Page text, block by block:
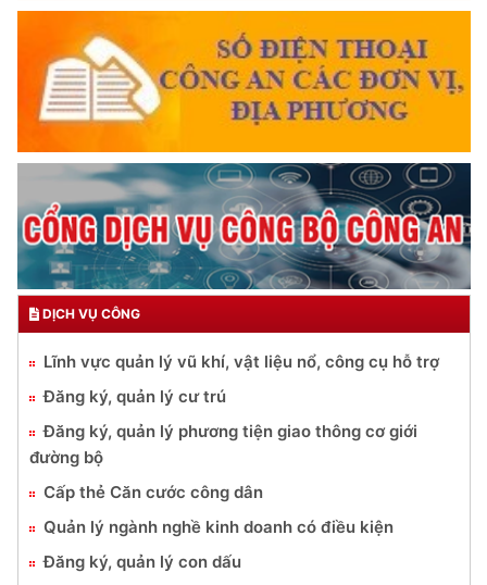
DỊCH VỤ CÔNG
Lĩnh vực quản lý vũ khí, vật liệu nổ, công cụ hỗ trợ
Đăng ký, quản lý cư trú
Đăng ký, quản lý phương tiện giao thông cơ giới
đường bộ
Cấp thẻ Căn cước công dân
Quản lý ngành nghề kinh doanh có điều kiện
Đăng ký, quản lý con dấu